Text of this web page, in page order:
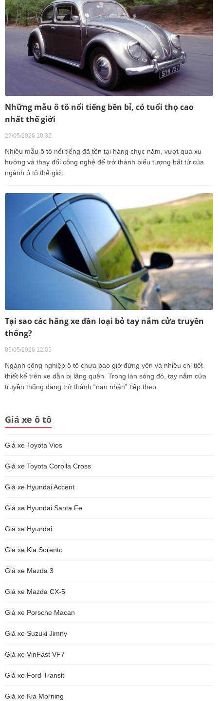
Những mẫu ô tô nổi tiếng bền bỉ, có tuổi thọ cao
nhất thế giới
29/05/2026 10:32
Nhiều mẫu ô tô nổi tiếng đã tồn tại hàng chục năm, vượt qua xu
hướng và thay đổi công nghệ để trở thành biểu tượng bất tử của
ngành ô tô thế giới.
Tại sao các hãng xe dần loại bỏ tay nắm cửa truyền
thống?
06/05/2026 12:05
Ngành công nghiệp ô tô chưa bao giờ đứng yên và nhiều chi tiết
thiết kế trên xe dần bị lãng quên. Trong làn sóng đó, tay nắm cửa
truyền thống đang trở thành “nạn nhân” tiếp theo.
Giá xe ô tô
Giá xe Toyota Vios
Giá xe Toyota Corolla Cross
Giá xe Hyundai Accent
Giá xe Hyundai Santa Fe
Giá xe Hyundai
Giá xe Kia Sorento
Giá xe Mazda 3
Giá xe Mazda CX-5
Giá xe Porsche Macan
Giá xe Suzuki Jimny
Giá xe VinFast VF7
Giá xe Ford Transit
Giá xe Kia Morning